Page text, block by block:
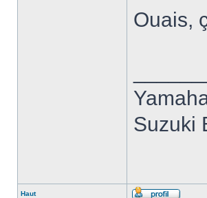
Ouais,
Suzuki
Haut